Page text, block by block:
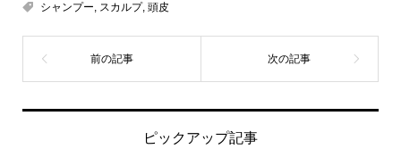
シャンプー, スカルプ, 頭皮
ピックアップ記事